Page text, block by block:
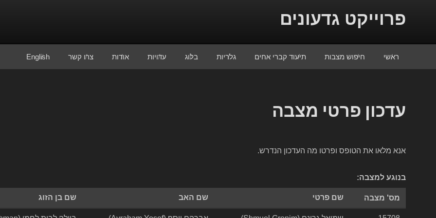
פרוייקט גדעונים
ראשי חיפוש מצבות תיעוד קברי אחים גלריות בלוג עדויות אודות צרו קשר English
עדכון פרטי מצבה
אנא מלאו את הטופס ופרטו מה העדכון הנדרש.
בנוגע למצבה:
מס' מצבה שם פרטי שם האב שם בן הזוג